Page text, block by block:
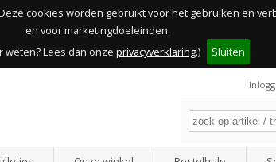
cookies worden gebruikt voor het gebruiken en
en voor marketingdoeleinden.
weten? Lees dan onze privacyverklaring.) Sluiten